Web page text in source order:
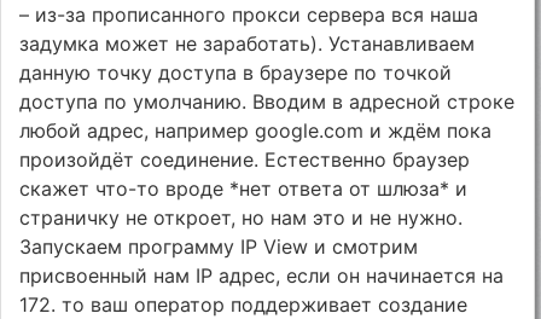
– из-за прописанного прокси сервера вся наша
задумка может не заработать). Устанавливаем
данную точку доступа в браузере по точкой
доступа по умолчанию. Вводим в адресной строке
любой адрес, например google.com и ждём пока
произойдёт соединение. Естественно браузер
скажет что-то вроде *нет ответа от шлюза* и
страничку не откроет, но нам это и не нужно.
Запускаем программу IP View и смотрим
присвоенный нам IP адрес, если он начинается на
172. то ваш оператор поддерживает создание